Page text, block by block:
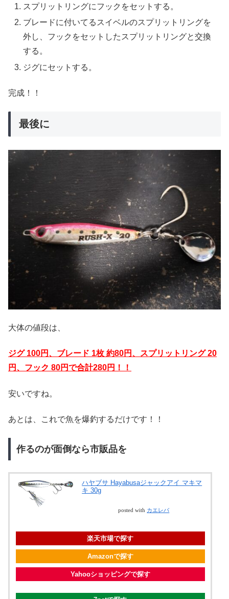
スプリットリングにフックをセットする。
ブレードに付いてるスイベルのスプリットリングを
外し、フックをセットしたスプリットリングと交換
する。
ジグにセットする。
完成！！
最後に
大体の値段は、
ジグ 100円、ブレード 1枚 約80円、スプリットリング 20
円、フック 80円で合計280円！！
安いですね。
あとは、これで魚を爆釣するだけです！！
作るのが面倒なら市販品を
ハヤブサ Hayabusaジャックアイ マキマ
キ 30g
posted with カエレバ
楽天市場で探す
Amazonで探す
Yahooショッピングで探す